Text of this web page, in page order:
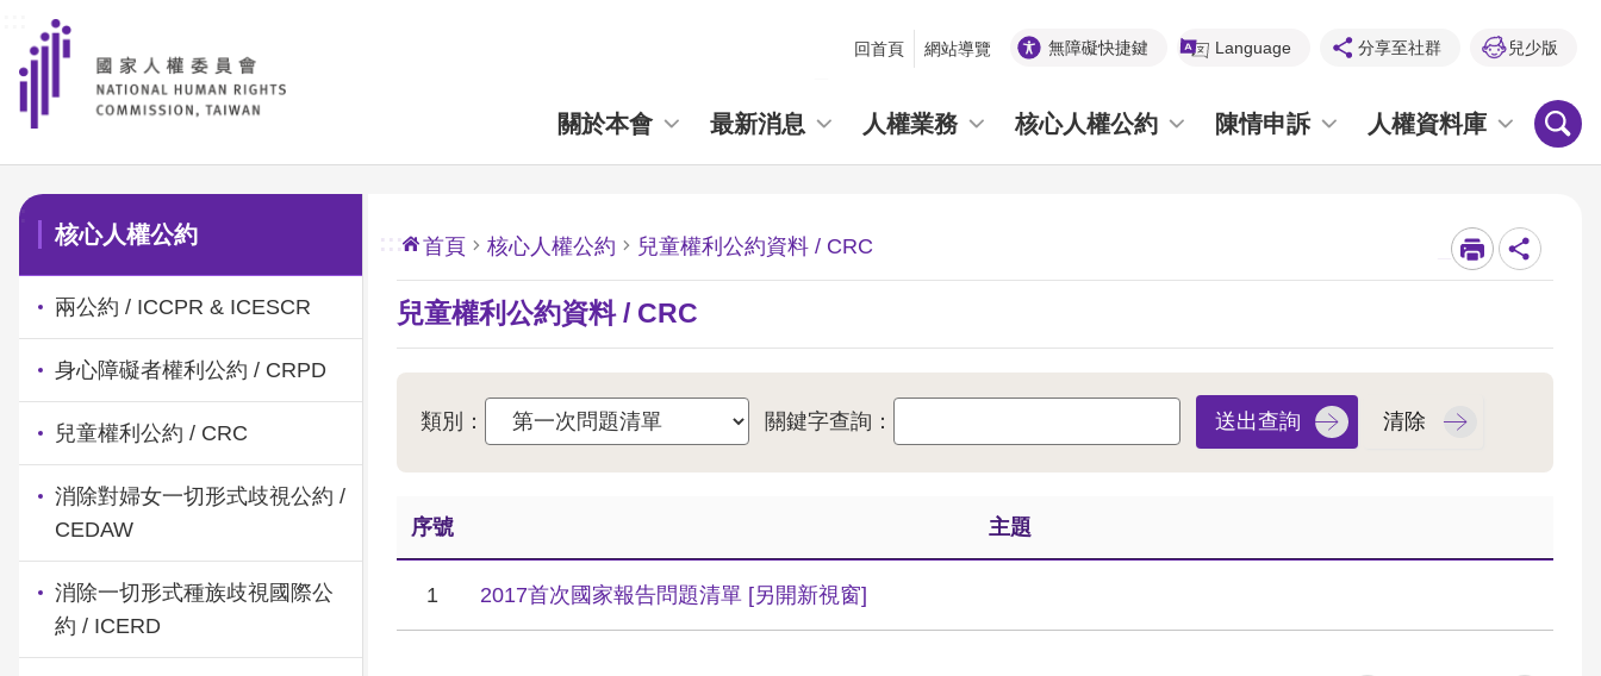
前往主要內容區塊
回首頁 網站導覽 無障礙快捷鍵 Language 分享至社群 兒少版
關於本會 最新消息 人權業務 核心人權公約 陳情申訴 人權資料庫
:::
核心人權公約
兩公約 / ICCPR & ICESCR
身心障礙者權利公約 / CRPD
兒童權利公約 / CRC
消除對婦女一切形式歧視公約 /
CEDAW
消除一切形式種族歧視國際公
約 / ICERD
::: 首頁 核心人權公約 兒童權利公約資料 / CRC
兒童權利公約資料 / CRC
類別： 關鍵字查詢：
序號 主題
1 2017首次國家報告問題清單 [另開新視窗]